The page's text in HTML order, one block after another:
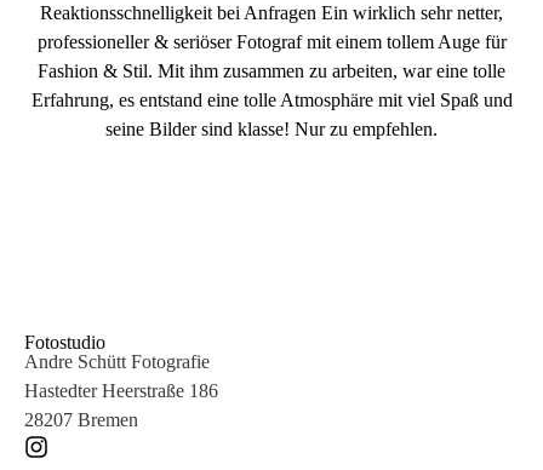
Reaktionsschnelligkeit bei Anfragen Ein wirklich sehr netter,
professioneller & seriöser Fotograf mit einem tollem Auge für
Fashion & Stil. Mit ihm zusammen zu arbeiten, war eine tolle
Erfahrung, es entstand eine tolle Atmosphäre mit viel Spaß und
seine Bilder sind klasse! Nur zu empfehlen.
Fotostudio
Andre Schütt Fotografie
Hastedter Heerstraße 186
28207 Bremen